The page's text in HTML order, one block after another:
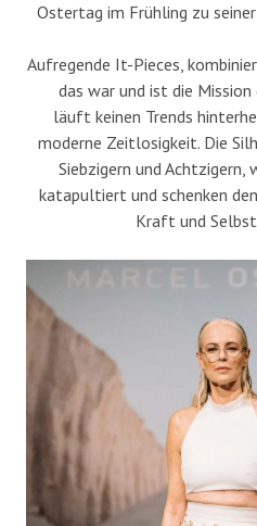
Ostertag im Frühling zu
Aufregende It-Pieces,
das war und ist die
läuft keinen Trends
moderne Zeitlosigkeit. Die
Siebzigern und Achtzigern,
katapultiert und schenken
Kraft und